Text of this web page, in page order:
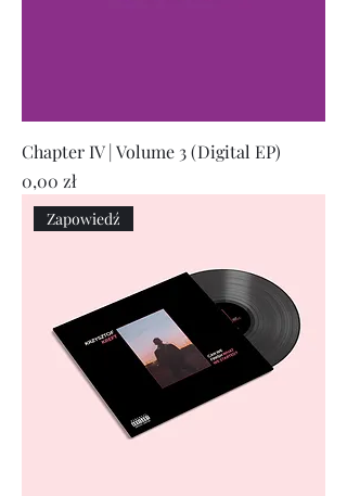
Chapter IV | Volume 3 (Digital EP)
Cena
0,00 zł
Zapowiedź